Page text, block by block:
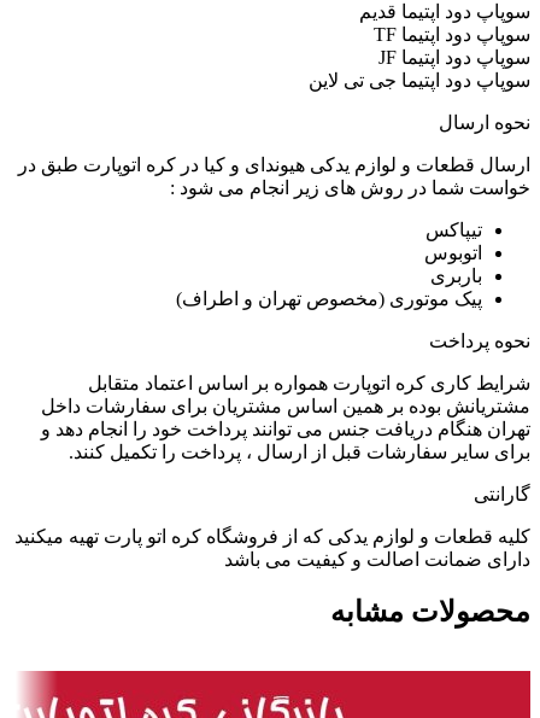
سوپاپ دود اپتیما قدیم
سوپاپ دود اپتیما TF
سوپاپ دود اپتیما JF
سوپاپ دود اپتیما جی تی لاین
نحوه ارسال
ارسال قطعات و لوازم یدکی هیوندای و کیا در کره اتوپارت طبق در
خواست شما در روش های زیر انجام می شود :
تیپاکس
اتوبوس
باربری
پیک موتوری (مخصوص تهران و اطراف)
نحوه پرداخت
شرایط کاری کره اتوپارت همواره بر اساس اعتماد متقابل
مشتریانش بوده بر همین اساس مشتریان برای سفارشات داخل
تهران هنگام دریافت جنس می توانند پرداخت خود را انجام دهد و
برای سایر سفارشات قبل از ارسال ، پرداخت را تکمیل کنند.
گارانتی
کلیه قطعات و لوازم یدکی که از فروشگاه کره اتو پارت تهیه میکنید
دارای ضمانت اصالت و کیفیت می باشد
محصولات مشابه